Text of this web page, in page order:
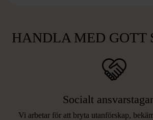
HANDLA MED GOTT
Socialt
Vi arbetar för att bryta utanförskap,